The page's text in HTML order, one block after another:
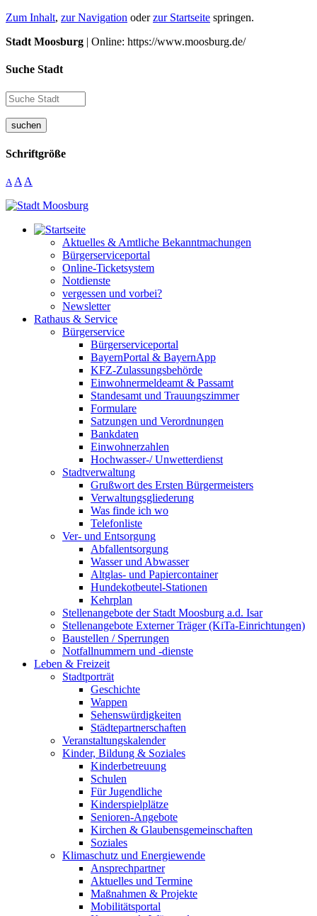
Zum Inhalt, zur Navigation oderzur Startseite springen.
Stadt Moosburg | Online: https://www.moosburg.de/
Suche Stadt
suchen
Schriftgröße
A A A
Aktuelles & Amtliche Bekanntmachungen
Bürgerserviceportal
Online-Ticketsystem
Notdienste
vergessen und vorbei?
Newsletter
Rathaus & Service
Bürgerservice
Bürgerserviceportal
BayernPortal & BayernApp
KFZ-Zulassungsbehörde
Einwohnermeldeamt & Passamt
Standesamt und Trauungszimmer
Formulare
Satzungen und Verordnungen
Bankdaten
Einwohnerzahlen
Hochwasser-/ Unwetterdienst
Stadtverwaltung
Grußwort des Ersten Bürgermeisters
Verwaltungsgliederung
Was finde ich wo
Telefonliste
Ver- und Entsorgung
Abfallentsorgung
Wasser und Abwasser
Altglas- und Papiercontainer
Hundekotbeutel-Stationen
Kehrplan
Stellenangebote der Stadt Moosburg a.d. Isar
Stellenangebote Externer Träger (KiTa-Einrichtungen)
Baustellen / Sperrungen
Notfallnummern und -dienste
Leben & Freizeit
Stadtporträt
Geschichte
Wappen
Sehenswürdigkeiten
Städtepartnerschaften
Veranstaltungskalender
Kinder, Bildung & Soziales
Kinderbetreuung
Schulen
Für Jugendliche
Kinderspielplätze
Senioren-Angebote
Kirchen & Glaubensgemeinschaften
Soziales
Klimaschutz und Energiewende
Ansprechpartner
Aktuelles und Termine
Maßnahmen & Projekte
Mobilitätsportal